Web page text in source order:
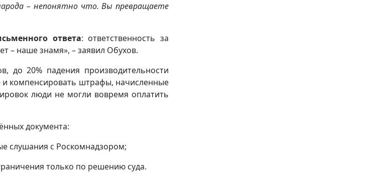
– непонятно что. Вы превращаете
ответа: ответственность за
– наше знамя», – заявил Обухов.
до 20% падения производительности
и компенсировать штрафы, начисленные
люди не могли вовремя оплатить
документа:
слушания с Роскомнадзором;
только по решению суда.